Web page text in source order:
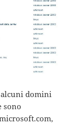
alcuni domini
sono